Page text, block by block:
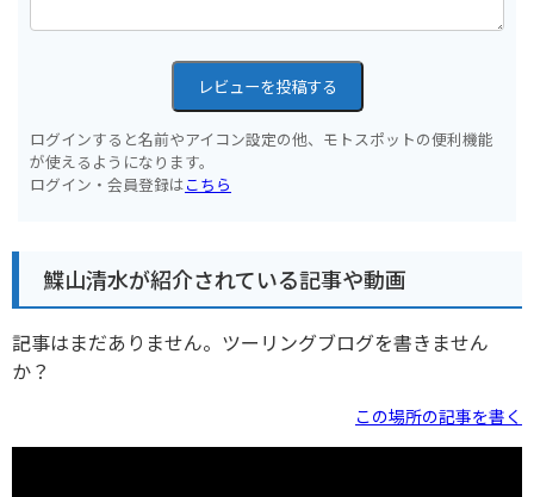
レビューを投稿する
ログインすると名前やアイコン設定の他、モトスポットの便利機能
が使えるようになります。
ログイン・会員登録はこちら
鰈山清水が紹介されている記事や動画
記事はまだありません。ツーリングブログを書きません
か？
この場所の記事を書く